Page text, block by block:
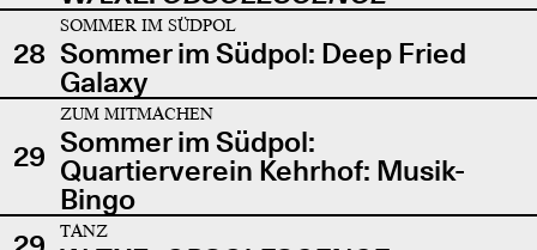
28
SOMMER IM SÜDPOL
Sommer im Südpol: Deep Fried
Galaxy
29
ZUM MITMACHEN
Sommer im Südpol:
Quartierverein Kehrhof: Musik-
Bingo
TANZ